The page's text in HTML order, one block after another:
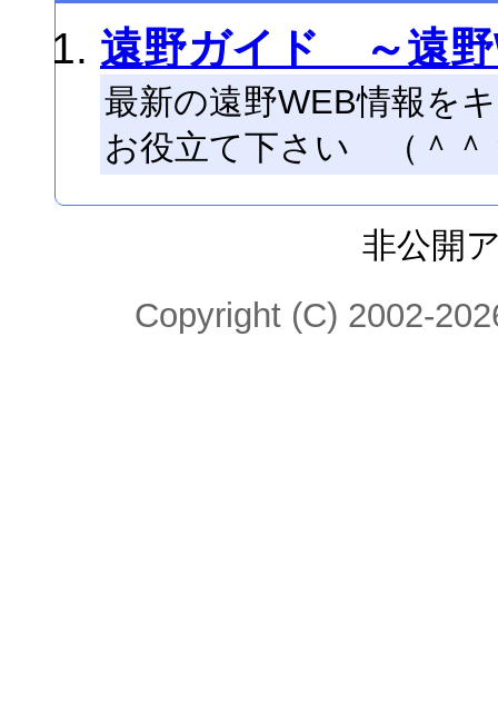
遠野ガイド ～遠野
最新の遠野WEB情報を
お役立て下さい （＾＾
非公開
Copyright (C) 2002-